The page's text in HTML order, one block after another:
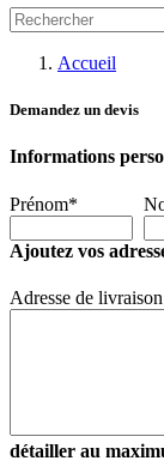
Accueil
Demandez un devis
Informations
Prénom*
Ajoutez vos
Adresse de livraison
détailler au